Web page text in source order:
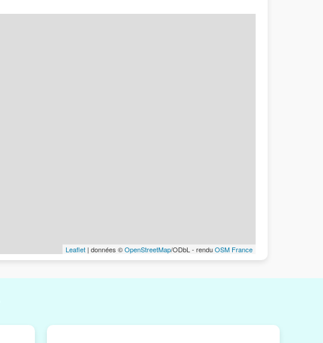
Leaflet | données ©OpenStreetMap/ODbL - renduOSM France